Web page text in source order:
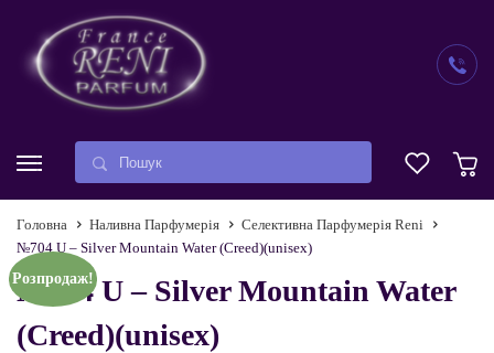
Головна Наливна Парфумерія
Селективна Парфумерія Reni
№704 U – Silver Mountain Water (Creed)(unisex)
№704 U – Silver Mountain Water
(Creed)(unisex)
Розпродаж!